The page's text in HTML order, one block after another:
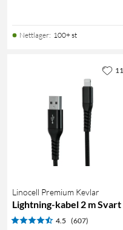
Nettlager: 100+ st
Linocell Premium Kevlar
Lightning-kabel 2 m Svart
4.5 (607)
11